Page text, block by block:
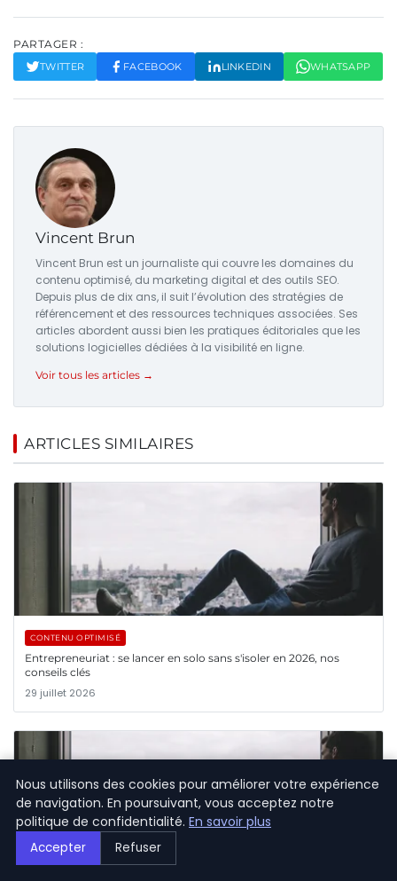
PARTAGER :
TWITTER FACEBOOK LINKEDIN WHATSAPP
Vincent Brun
Vincent Brun est un journaliste qui couvre les domaines du
contenu optimisé, du marketing digital et des outils SEO.
Depuis plus de dix ans, il suit l’évolution des stratégies de
référencement et des ressources techniques associées. Ses
articles abordent aussi bien les pratiques éditoriales que les
solutions logicielles dédiées à la visibilité en ligne.
Voir tous les articles →
ARTICLES SIMILAIRES
CONTENU OPTIMISÉ
Entrepreneuriat : se lancer en solo sans s'isoler en 2026, nos
conseils clés
29 juillet 2026
Nous utilisons des cookies pour améliorer votre expérience
de navigation. En poursuivant, vous acceptez notre
politique de confidentialité. En savoir plus
Accepter Refuser